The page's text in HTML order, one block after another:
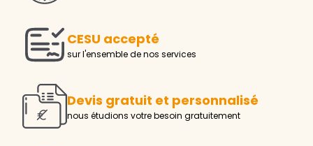
CESU accepté
sur l'ensemble de nos services
Devis gratuit et personnalisé
nous étudions votre besoin gratuitement